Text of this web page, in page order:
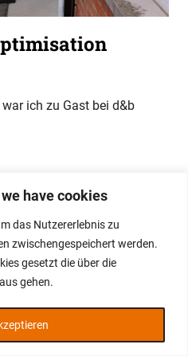
have cookies
das Nutzererlebnis zu
zwischengespeichert werden.
gesetzt die über die
gehen.
ich zu Gast bei d&b
ThemeZee.